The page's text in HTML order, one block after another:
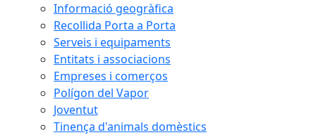
Informació geogràfica
Recollida Porta a Porta
Serveis i equipaments
Entitats i associacions
Empreses i comerços
Polígon del Vapor
Joventut
Tinença d'animals domèstics